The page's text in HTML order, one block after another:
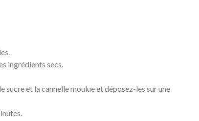
ingrédients secs.
sucre et la cannelle moulue et déposez-les sur une